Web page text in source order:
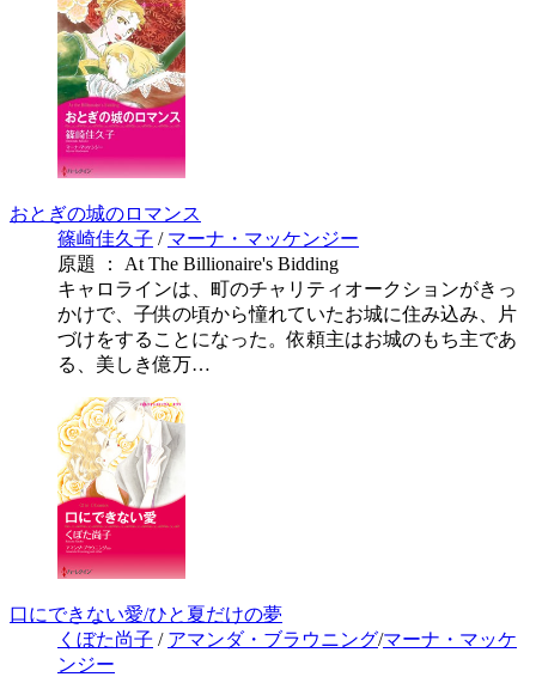
おとぎの城のロマンス
篠崎佳久子 / マーナ・マッケンジー
原題 ： At The Billionaire's Bidding
キャロラインは、町のチャリティオークションがきっ
かけで、子供の頃から憧れていたお城に住み込み、片
づけをすることになった。依頼主はお城のもち主であ
る、美しき億万…
口にできない愛/ひと夏だけの夢
くぼた尚子 / アマンダ・ブラウニング/マーナ・マッケ
ンジー